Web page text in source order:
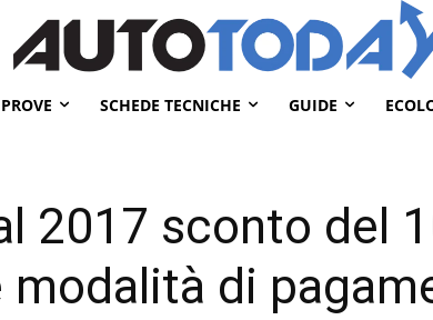
PROVE SCHEDE TECNICHE GUIDE
2017 sconto del
modalità di